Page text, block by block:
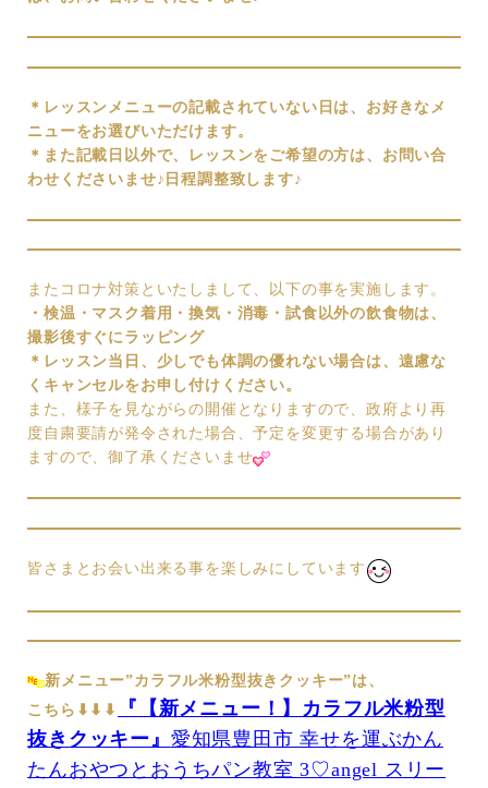
＊レッスンメニューの記載されていない日は、お好きなメ
ニューをお選びいただけます。
＊また記載日以外で、レッスンをご希望の方は、お問い合
わせくださいませ♪ 日程調整致します♪
またコロナ対策といたしまして、以下の事を実施します。
・検温 ・マスク着用 ・換気 ・消毒 ・試食以外の飲食物は、
撮影後すぐにラッピング
＊レッスン当日、少しでも体調の優れない場合は、 遠慮な
くキャンセルをお申し付けください。
また、様子を見ながらの開催となりますので、政府より再
度自粛要請が発令された場合、予定を変更する場合があり
ますので、御了承くださいませ
皆さまとお会い出来る事を楽しみにしています
新メニュー”カラフル米粉型抜きクッキー”は、
こちら⬇︎⬇︎⬇︎
『【新メニュー！】カラフル米粉型
抜きクッキー』 愛知県豊田市 幸せを運ぶかん
たんおやつとおうちパン教室 3♡angel スリー